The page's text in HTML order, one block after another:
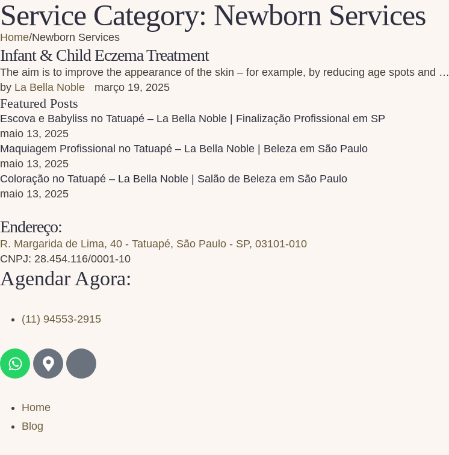
Service Category: Newborn Services
Home/Newborn Services
Infant & Child Eczema Treatment
The aim is to improve the appearance of the skin – for example, by reducing age spots and …
by La Bella Noble março 19, 2025
Featured Posts
Escova e Babyliss no Tatuapé – La Bella Noble | Finalização Profissional em SP
maio 13, 2025
Maquiagem Profissional no Tatuapé – La Bella Noble | Beleza em São Paulo
maio 13, 2025
Coloração no Tatuapé – La Bella Noble | Salão de Beleza em São Paulo
maio 13, 2025
Endereço:
R. Margarida de Lima, 40 - Tatuapé, São Paulo - SP, 03101-010
CNPJ: 28.454.116/0001-10
Agendar Agora:
(11) 94553-2915
Home
Blog